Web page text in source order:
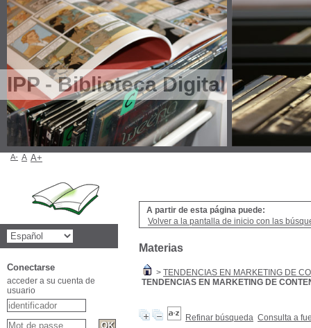
IPP - Biblioteca Digital
A partir de esta página puede:
Volver a la pantalla de inicio con las
Materias
> TENDENCIAS EN MARKETING DE
TENDENCIAS EN MARKETING DE
Refinar búsqueda Consulta a
A- A A+
Conectarse
acceder a su cuenta de
usuario